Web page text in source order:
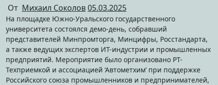
От Михаил Соколов05.03.2025
На площадке Южно-Уральского государственного
университета состоялся демо-день, собравший
представителей Минпромторга, Минцифры, Росстандарта,
а также ведущих экспертов ИТ-индустрии и промышленных
предприятий. Мероприятие было организовано РТ-
Техприемкой и ассоциацией ‘Автометхим’ при поддержке
Российского союза промышленников и предпринимателей,